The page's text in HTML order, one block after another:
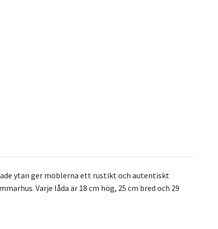
ytan ger möblerna ett rustikt och autentiskt
Varje låda är 18 cm hög, 25 cm bred och 29